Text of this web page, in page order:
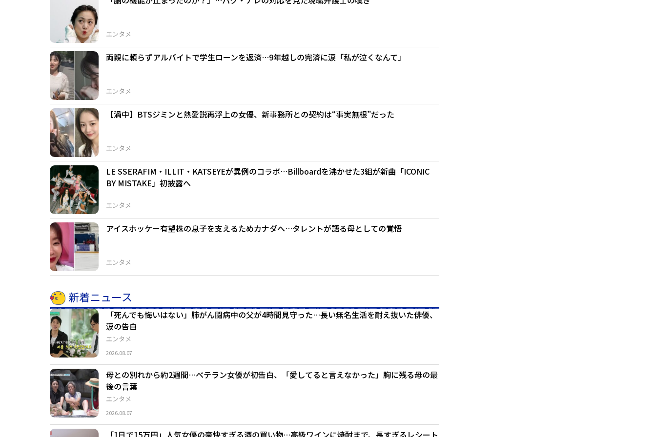
エンタメ
エンタメ
両親に頼らずアルバイトで学生ローンを返済…9年越しの完済に涙「私が泣くなんて」
エンタメ
【渦中】BTSジミンと熱愛説再浮上の女優、新事務所との契約は“事実無根”だった
エンタメ
LE SSERAFIM・ILLIT・KATSEYEが異例のコラボ…Billboardを沸かせた3組が新曲「ICONIC
BY MISTAKE」初披露へ
エンタメ
アイスホッケー有望株の息子を支えるためカナダへ…タレントが語る母としての覚悟
新着ニュース
エンタメ
「死んでも悔いはない」肺がん闘病中の父が4時間見守った…長い無名生活を耐え抜いた俳優、
涙の告白
2026.08.07
エンタメ
母との別れから約2週間…ベテラン女優が初告白、「愛してると言えなかった」胸に残る母の最
後の言葉
2026.08.07
「1日で15万円」人気女優の豪快すぎる酒の買い物…高級ワインに焼酎まで、長すぎるレシート